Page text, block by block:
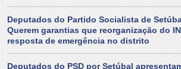
Deputados do Partido Socialista de
Querem garantias que reorganização do
resposta de emergência no distrito
Deputados do PSD por Setúbal